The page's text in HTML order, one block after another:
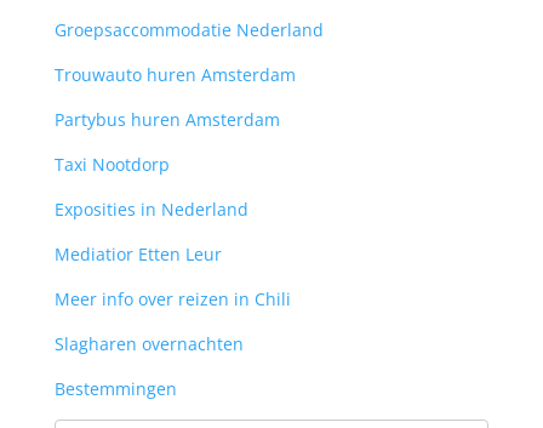
Groepsaccommodatie Nederland
Trouwauto huren Amsterdam
Partybus huren Amsterdam
Taxi Nootdorp
Exposities in Nederland
Mediatior Etten Leur
Meer info over reizen in Chili
Slagharen overnachten
Bestemmingen